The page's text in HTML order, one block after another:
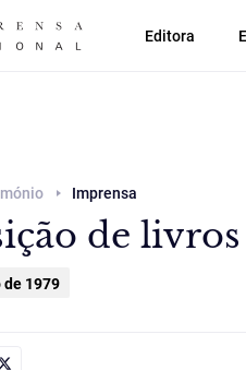
Editora
Imprensa
de livros
de 1979